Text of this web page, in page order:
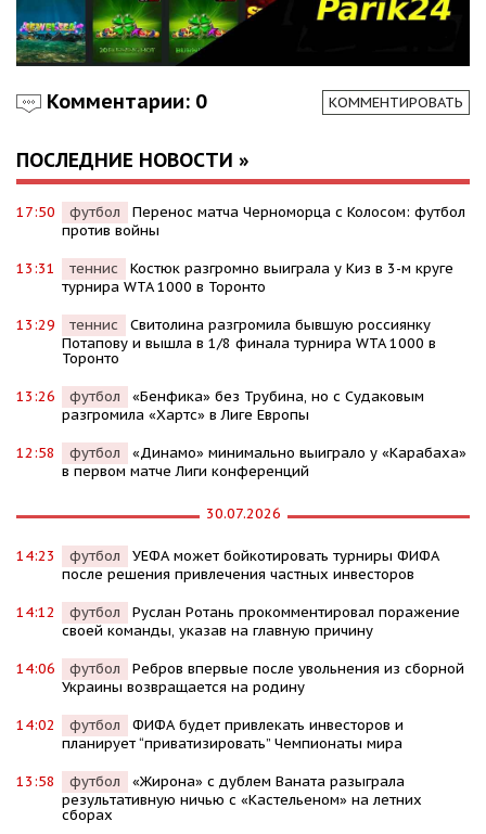
Комментарии: 0 КОММЕНТИРОВАТЬ
ПОСЛЕДНИЕ НОВОСТИ »
17:50 футбол
Перенос матча Черноморца с Колосом: футбол
против войны
13:31 теннис
Костюк разгромно выиграла у Киз в 3-м круге
турнира WTA 1000 в Торонто
13:29 теннис
Свитолина разгромила бывшую россиянку
Потапову и вышла в 1/8 финала турнира WTA 1000 в
Торонто
13:26 футбол
«Бенфика» без Трубина, но с Судаковым
разгромила «Хартс» в Лиге Европы
12:58 футбол
«Динамо» минимально выиграло у «Карабаха»
в первом матче Лиги конференций
30.07.2026
14:23 футбол
УЕФА может бойкотировать турниры ФИФА
после решения привлечения частных инвесторов
14:12 футбол
Руслан Ротань прокомментировал поражение
своей команды, указав на главную причину
14:06 футбол
Ребров впервые после увольнения из сборной
Украины возвращается на родину
14:02 футбол
ФИФА будет привлекать инвесторов и
планирует “приватизировать” Чемпионаты мира
13:58 футбол
«Жирона» с дублем Ваната разыграла
результативную ничью с «Кастельеном» на летних
сборах